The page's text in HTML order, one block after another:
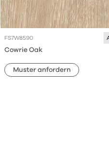
FS7W8590
Cowrie Oak
Muster anfordern